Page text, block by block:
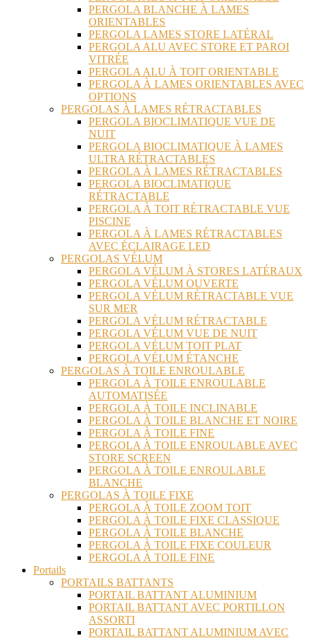
PERGOLA BLANCHE À LAMES
ORIENTABLES
PERGOLA LAMES STORE LATÉRAL
PERGOLA ALU AVEC STORE ET PAROI
VITRÉE
PERGOLA ALU À TOIT ORIENTABLE
PERGOLA À LAMES ORIENTABLES AVEC
OPTIONS
PERGOLAS À LAMES RÉTRACTABLES
PERGOLA BIOCLIMATIQUE VUE DE
NUIT
PERGOLA BIOCLIMATIQUE À LAMES
ULTRA RÉTRACTABLES
PERGOLA À LAMES RÉTRACTABLES
PERGOLA BIOCLIMATIQUE
RÉTRACTABLE
PERGOLA À TOIT RÉTRACTABLE VUE
PISCINE
PERGOLA À LAMES RÉTRACTABLES
AVEC ÉCLAIRAGE LED
PERGOLAS VÉLUM
PERGOLA VÉLUM À STORES LATÉRAUX
PERGOLA VÉLUM OUVERTE
PERGOLA VÉLUM RÉTRACTABLE VUE
SUR MER
PERGOLA VÉLUM RÉTRACTABLE
PERGOLA VÉLUM VUE DE NUIT
PERGOLA VÉLUM TOIT PLAT
PERGOLA VÉLUM ÉTANCHE
PERGOLAS À TOILE ENROULABLE
PERGOLA À TOILE ENROULABLE
AUTOMATISÉE
PERGOLA À TOILE INCLINABLE
PERGOLA À TOILE BLANCHE ET NOIRE
PERGOLA À TOILE FINE
PERGOLA À TOILE ENROULABLE AVEC
STORE SCREEN
PERGOLA À TOILE ENROULABLE
BLANCHE
PERGOLAS À TOILE FIXE
PERGOLA À TOILE ZOOM TOIT
PERGOLA À TOILE FIXE CLASSIQUE
PERGOLA À TOILE BLANCHE
PERGOLA À TOILE FIXE COULEUR
PERGOLA À TOILE FINE
Portails
PORTAILS BATTANTS
PORTAIL BATTANT ALUMINIUM
PORTAIL BATTANT AVEC PORTILLON
ASSORTI
PORTAIL BATTANT ALUMINIUM AVEC